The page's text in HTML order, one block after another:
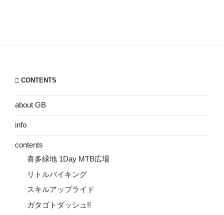
□ CONTENTS
about GB
info
contents
喜多緑地 1Day MTB広場
リトルバイキング
スキルアップライド
ガタゴトダッシュ!!